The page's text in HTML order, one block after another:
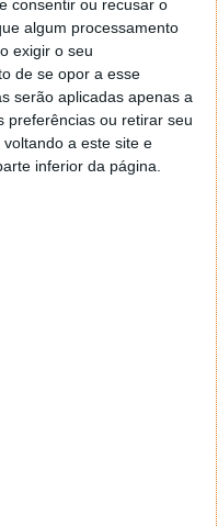
consentir ou recusar o
algum processamento
exigir o seu
de se opor a esse
serão aplicadas apenas a
preferências ou retirar seu
a este site e
inferior da página.
Wear OS utiliza uma
do que outra.
a Google voltou a
aos smartwatches.
apoio e
nos planos da